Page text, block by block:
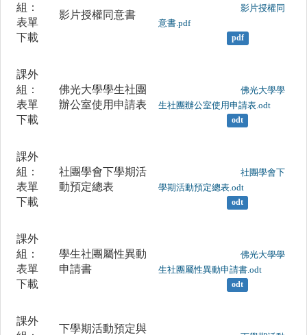
組：
表單
下載
影片授權同意書
意書.pdf
pdf
課外
組：
表單
下載
佛光大學學生社團
辦公室使用申請表
生社團辦公室使用申請表.odt
odt
課外
組：
表單
下載
社團學會下學期活
動預定總表
學期活動預定總表.odt
odt
課外
組：
表單
下載
學生社團屬性異動
申請書
生社團屬性異動申請書.odt
odt
課外
下學期活動預定與